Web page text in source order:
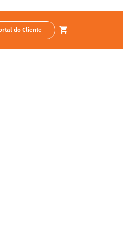
do Cliente